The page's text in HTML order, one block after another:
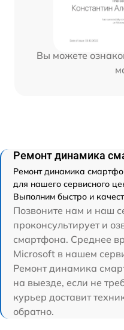
Вы можете
Ремонт динамика
Ремонт динамика
для нашего сервисного
Выполним быстро и
Позвоните нам и наш
проконсультирует и
смартфона. Среднее
Microsoft в нашем
Ремонт динамика
на выезде, если не
курьер доставит
обратно.